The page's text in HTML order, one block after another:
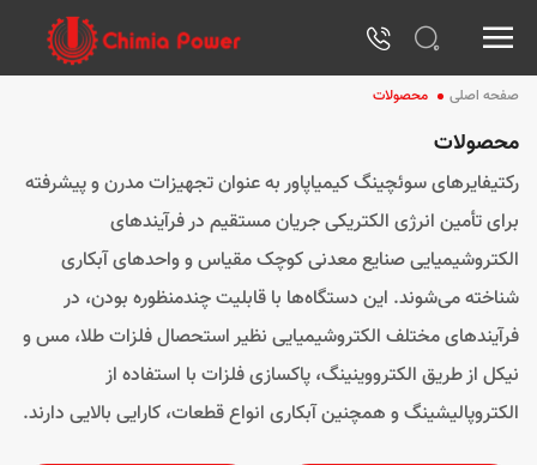
صفحه اصلی محصولات
محصولات
رکتیفایرهای سوئچینگ کیمیاپاور به عنوان تجهیزات مدرن و پیشرفته
برای تأمین انرژی الکتریکی جریان مستقیم در فرآیندهای
الکتروشیمیایی صنایع معدنی کوچک مقیاس و واحدهای آبکاری
شناخته می‌شوند. این دستگاه‌ها با قابلیت چندمنظوره بودن، در
فرآیندهای مختلف الکتروشیمیایی نظیر استحصال فلزات طلا، مس و
نیکل از طریق الکترووینینگ، پاکسازی فلزات با استفاده از
الکتروپالیشینگ و همچنین آبکاری انواع قطعات، کارایی بالایی دارند.